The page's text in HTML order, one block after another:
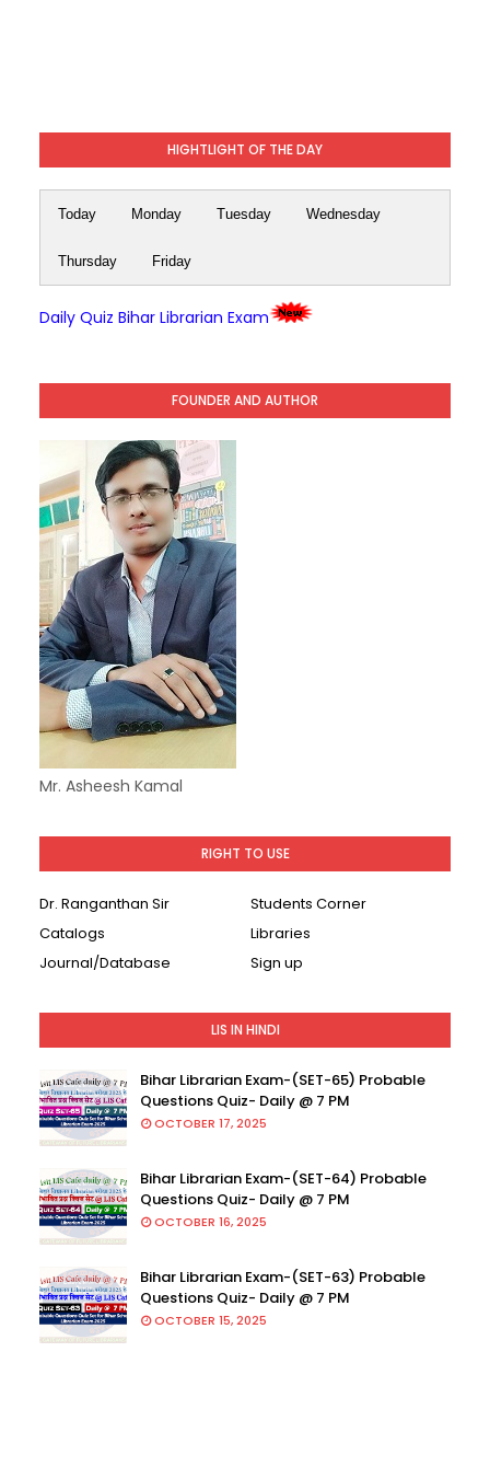
HIGHTLIGHT OF THE DAY
Today Monday Tuesday Wednesday
Thursday Friday
Daily Quiz Bihar Librarian Exam
FOUNDER AND AUTHOR
Mr. Asheesh Kamal
RIGHT TO USE
Dr. Ranganthan Sir
Students Corner
Catalogs
Libraries
Journal/Database
Sign up
LIS IN HINDI
Bihar Librarian Exam-(SET-65) Probable
Questions Quiz- Daily @ 7 PM
OCTOBER 17, 2025
Bihar Librarian Exam-(SET-64) Probable
Questions Quiz- Daily @ 7 PM
OCTOBER 16, 2025
Bihar Librarian Exam-(SET-63) Probable
Questions Quiz- Daily @ 7 PM
OCTOBER 15, 2025